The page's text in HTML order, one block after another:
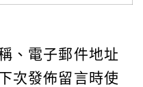
、電子郵件地址
次發佈留言時使